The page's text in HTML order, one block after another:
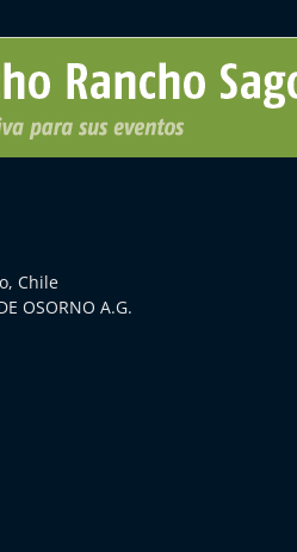
Chile
OSORNO A.G.